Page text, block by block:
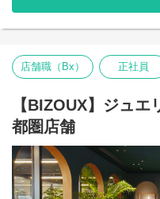
10:00 始業、朝礼
13:00 休憩
14:00 電話、メール、チャッ
16:00 参加プロジェクトの会
17:00 電話、メール、チャ
18:00 お受け取りでの来店対応
18:30 クローズ業務
19:00 終業
（お客様の予約状況によって
す）
・Workplace (社内コミュニ
・LINEビジネス
・社内受注管理システム
＜業務内容の変更範囲＞
雇入れ直後：上記参照
変更の範囲：当社における各
レポートラインは事業責任者
1. 店舗運営戦略の策定と数値
・店舗売上・利益目標（PL）
2. 組織マネジメントと人材育
・配下メンバー（課長、SV
体制を構築
・店舗スタッフの採用計画
ージメント施策の実行
店舗職（Bx） 正社員
【BIZOUX】ジュ
都圏店舗